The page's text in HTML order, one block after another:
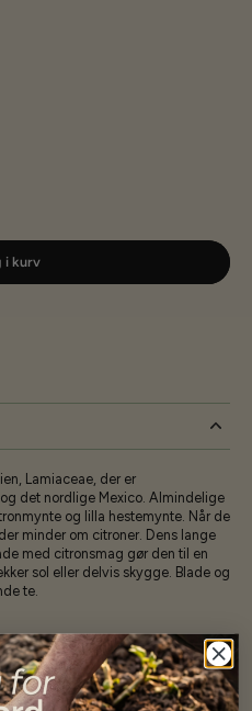
i kurv
Lamiaceae, der er
det nordlige Mexico. Almindelige
og lilla hestemynte. Når de
minder om citroner. Dens lange
med citronsmag gør den til en
sol eller delvis skygge. Blade og
te.